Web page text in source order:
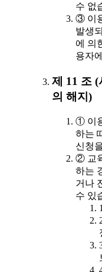
수 없
③ 이
발생
에 의
용자
제 11 조
의 해지)
① 이
하는
신청
② 교
하는
거나
수 있